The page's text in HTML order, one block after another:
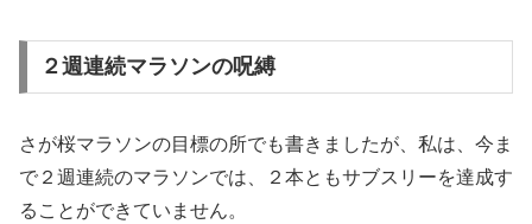
２週連続マラソンの呪縛
さが桜マラソンの目標の所でも書きましたが、私は、今ま
で２週連続のマラソンでは、２本ともサブスリーを達成す
ることができていません。